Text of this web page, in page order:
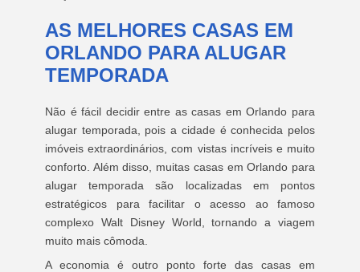
AS MELHORES CASAS EM
ORLANDO PARA ALUGAR
TEMPORADA
Não é fácil decidir entre as casas em Orlando para
alugar temporada, pois a cidade é conhecida pelos
imóveis extraordinários, com vistas incríveis e muito
conforto. Além disso, muitas casas em Orlando para
alugar temporada são localizadas em pontos
estratégicos para facilitar o acesso ao famoso
complexo Walt Disney World, tornando a viagem
muito mais cômoda.
A economia é outro ponto forte das casas em